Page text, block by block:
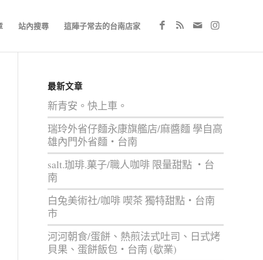
站內搜尋 這陣子常去的台南店家
最新文章
新青安。快上車。
瑞玲外省仔麵永康旗艦店/麻醬麵 學自高
雄內門外省麵‧台南
salt.珈琲.菓子/職人咖啡 限量甜點 ‧台
南
白兔美術社/咖啡 喫茶 獨特甜點‧台南
市
河河朝食/蛋餅、熱煎法式吐司、日式烤
貝果、蛋餅飯包‧台南 (歇業)